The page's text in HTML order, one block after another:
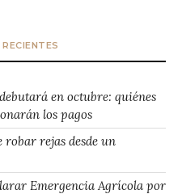
en octubre: quiénes
los pagos
robar rejas desde un
Emergencia Agrícola por